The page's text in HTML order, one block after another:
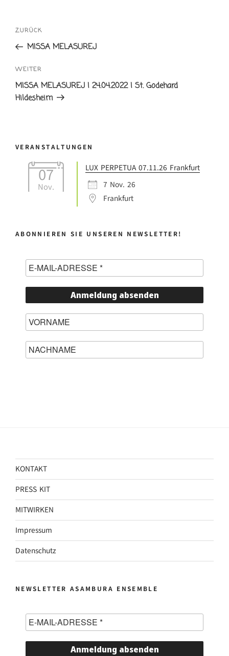
Beitrags-
Vorheriger
Beitrag
ZURÜCK
MISSA MELASUREJ
Nächster
Beitrag
WEITER
MISSA MELASUREJ | 24.04.2022 | St. Godehard
Hildesheim
VERANSTALTUNGEN
07
Nov.
LUX PERPETUA 07.11.26 Frankfurt
7 Nov. 26
Frankfurt
ABONNIEREN SIE UNSEREN NEWSLETTER!
KONTAKT
PRESS KIT
MITWIRKEN
Impressum
Datenschutz
NEWSLETTER ASAMBURA ENSEMBLE